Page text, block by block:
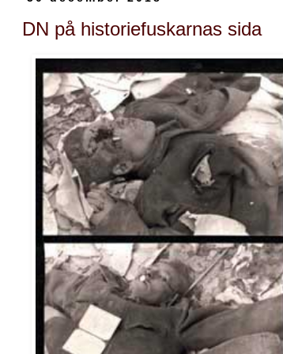
DN på historiefuskarnas sida